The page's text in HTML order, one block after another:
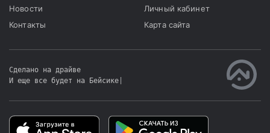
Новости
Контакты
Личный кабинет
Карта сайта
Сделано на драйве
И еще все будет на Бейсике